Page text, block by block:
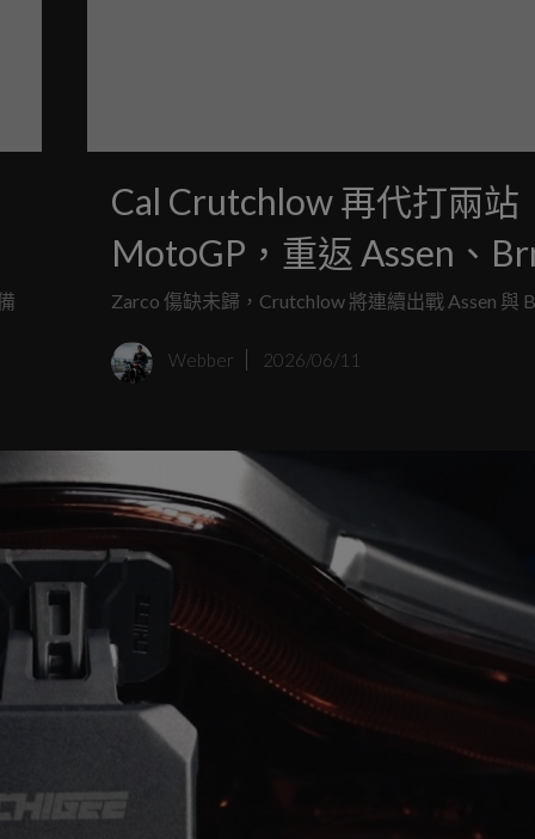
Cal Crutchlow 再代打兩站
MotoGP，重返 Assen、
熟悉戰場
Zarco 傷缺未歸，Crutchlow 將連續出戰 Assen 與
Webber 2026/06/11